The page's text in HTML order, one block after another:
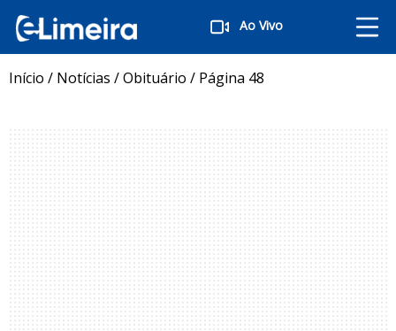
Ao Vivo
Início / Notícias /Obituário / Página 48